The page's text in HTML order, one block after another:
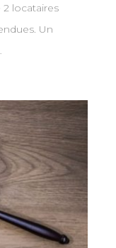
locataires
Un